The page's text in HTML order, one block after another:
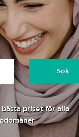
Sök
bästa priset för alla